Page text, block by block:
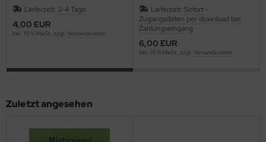
Lieferzeit: 3-4 Tage
4,00 EUR
inkl. 19 % MwSt. zzgl. Versandkosten
Lieferzeit: Sofort -
Zugangsdaten per download bei
Zahlungseingang
6,00 EUR
inkl. 19 % MwSt. zzgl. Versandkosten
Zuletzt angesehen